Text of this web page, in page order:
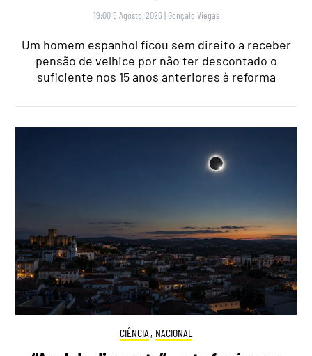
19:00 5 Agosto, 2026 | Gonçalo Viegas
Um homem espanhol ficou sem direito a receber
pensão de velhice por não ter descontado o
suficiente nos 15 anos anteriores à reforma
CIÊNCIA , NACIONAL